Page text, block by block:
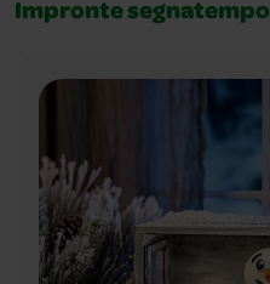
Impronte segnatempo